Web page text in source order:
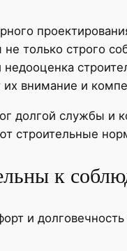
только строго
внимание и
долгой службы и
строительные
к
и